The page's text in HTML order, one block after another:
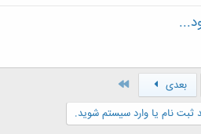
بعدی
ثبت نام یا وارد سیستم شوید.